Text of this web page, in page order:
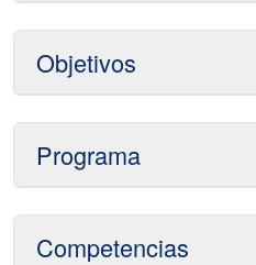
Objetivos
Programa
Competencias